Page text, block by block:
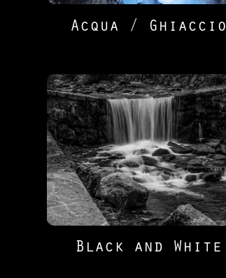
Acqua / Ghiaccio
Black and White